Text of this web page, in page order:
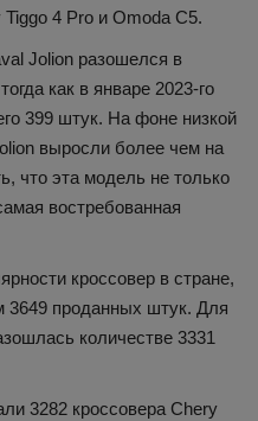
4 Pro и Omoda C5.
Jolion разошелся в
как в январе 2023-го
399 штук. На фоне низкой
выросли более чем на
что эта модель не только
востребованная
кроссовер в стране,
3649 проданных штук. Для
количестве 3331
3282 кроссовера Chery